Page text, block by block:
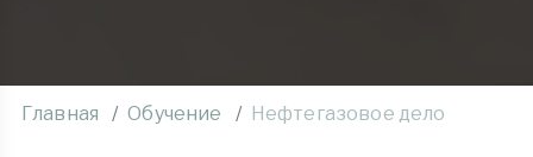
Главная Обучение Нефтегазовое дело